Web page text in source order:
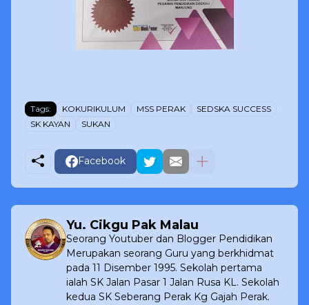
Tags: KOKURIKULUM MSS PERAK
SEDSKA SUCCESS
SK KAYAN
SUKAN
Facebook
Yu. Cikgu Pak Malau
Seorang Youtuber dan Blogger Pendidikan
Merupakan seorang Guru yang berkhidmat
pada 11 Disember 1995. Sekolah pertama
ialah SK Jalan Pasar 1 Jalan Rusa KL. Sekolah
kedua SK Seberang Perak Kg Gajah Perak.